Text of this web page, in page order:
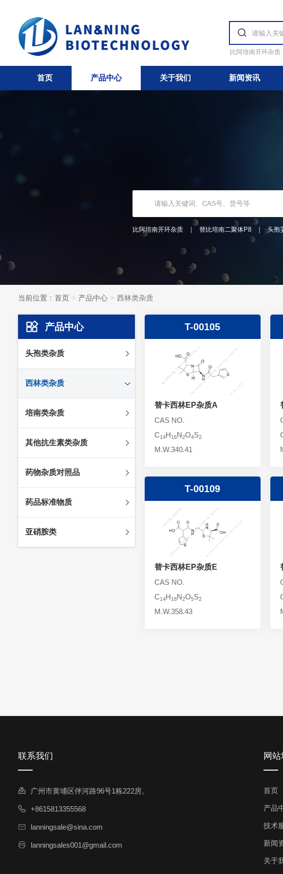
比阿培南开环杂质
首页 产品中心 关于我们 新闻资讯
比阿培南开环杂质 替比培南二聚体P8 头孢
当前位置： 首页 产品中心 西林类杂质
产品中心
头孢类杂质
头孢唑林杂质
头孢他啶杂质
头孢米诺杂质
头孢吡肟杂质
西林类杂质
苯唑西林杂质
替卡西林杂质
阿洛西林杂质
美洛西林杂质
培南类杂质
多立培南杂质
厄他培南杂质
多尼培南杂质
其他抗生素类杂质
利福平杂质
苄丝肼杂质
药物杂质对照品
杂质对照品
药品标准物质
亚硝胺类
T-00105
替卡西林EP杂质A
CAS NO.
C14H16N2O4S2
M.W.340.41
T-00109
替卡西林EP杂质E
CAS NO.
C14H18N2O5S2
M.W.358.43
联系我们
广州市黄埔区伴河路96号1栋222房。
+8615813355568
lanningsale@sina.com
lanningsales001@gmail.com
网站
首页
产品
技术
新闻
关于